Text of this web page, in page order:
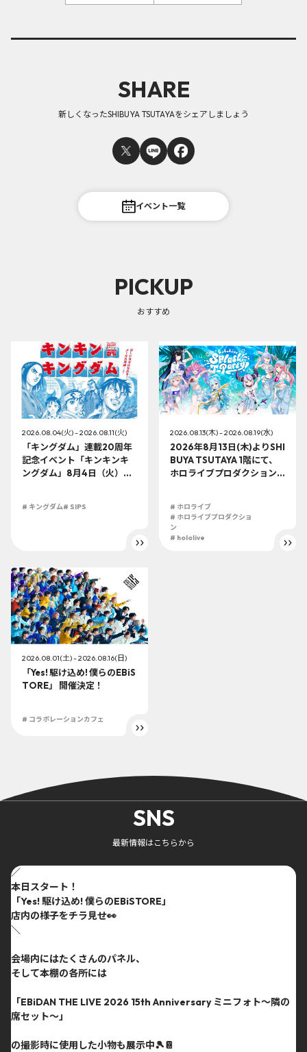
SHARE
新しくなったSHIBUYA TSUTAYAをシェアしましょう
イベント一覧
PICKUP
おすすめ
2026.08.04(火) - 2026.08.11(火)
「キングダム」連載20周年
記念イベント「キンキンキ
ングダム」8月4日（火）よ
# キングダム# SIPS
2026.08.13(木) - 2026.08.19(水)
2026年8月13日(木)よりSHI
BUYA TSUTAYA 1階にて、
ホロライブプロダクション
# ホロライブ
# ホロライブプロダクショ
ン
# hololive
2026.08.01(土) - 2026.08.16(日)
「Yes! 駆け込め! 僕らのEBiS
TORE」 開催決定！
# コラボレーションカフェ
SNS
最新情報はこちらから
／
本日スタート！
「Yes! 駆け込め! 僕らのEBiSTORE」
店内の様子をチラ見せ👀
＼
会場内にはたくさんのパネル、
そして本棚の各所には
「EBiDAN THE LIVE 2026 15th Anniversary ミニフォト〜隣の
席セット〜」
の撮影時に使用した小物も展示中🎾📔